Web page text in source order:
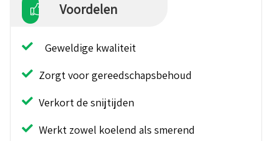
Voordelen
Geweldige kwaliteit
Zorgt voor gereedschapsbehoud
Verkort de snijtijden
Werkt zowel koelend als smerend